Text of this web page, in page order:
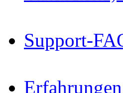
Support-